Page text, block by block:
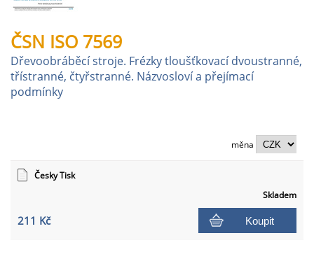
ČSN ISO 7569
Dřevoobráběcí stroje. Frézky tloušťkovací dvoustranné,
třístranné, čtyřstranné. Názvosloví a přejímací
podmínky
měna
Česky Tisk
Skladem
211 Kč Koupit